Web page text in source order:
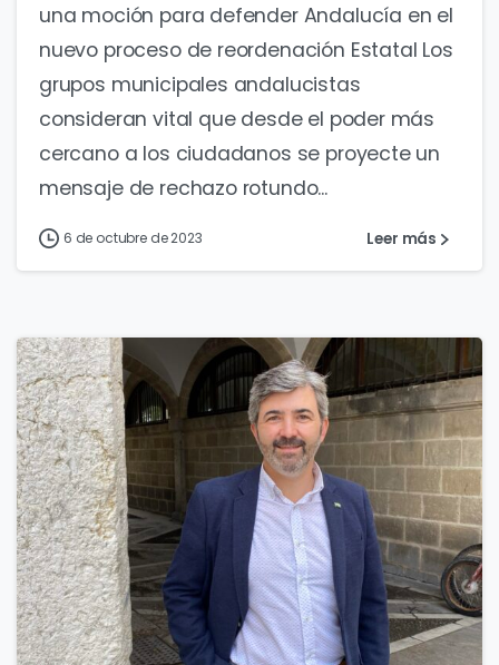
una moción para defender Andalucía en el
nuevo proceso de reordenación Estatal Los
grupos municipales andalucistas
consideran vital que desde el poder más
cercano a los ciudadanos se proyecte un
mensaje de rechazo rotundo...
6 de octubre de 2023 Leer más
2 0